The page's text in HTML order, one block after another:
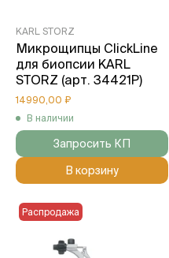
KARL STORZ
Микрощипцы ClickLine
для биопсии KARL
STORZ (арт. 34421P)
14990,00 ₽
В наличии
Запросить КП
В корзину
Распродажа